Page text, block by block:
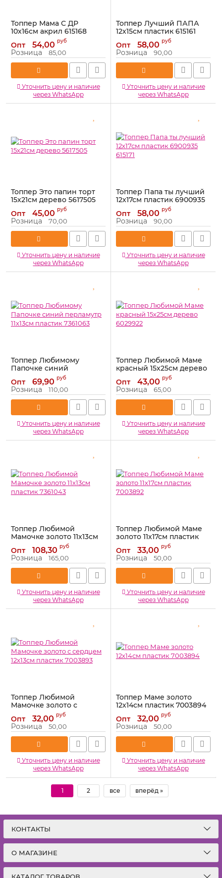
Топпер Мама С ДР
10х16см акрил 615168
Артикул: 615168
Опт 54,00 руб
Розница 85,00
Уточнить цену и наличие
через WhatsApp
Топпер Лучший ПАПА
12х15см пластик 615161
Артикул: 615161
Опт 58,00 руб
Розница 90,00
Уточнить цену и наличие
через WhatsApp
Топпер Это папин торт
15х21см дерево 5617505
Артикул: 5617505
Опт 45,00 руб
Розница 70,00
Уточнить цену и наличие
через WhatsApp
Топпер Папа ты лучший
12х17см пластик 6900935
Артикул: 615171
Опт 58,00 руб
Розница 90,00
Уточнить цену и наличие
через WhatsApp
Топпер Любимому
Папочке синий
перламутр 11х13см
пластик 7361063
Артикул: 7361063
Опт 69,90 руб
Розница 110,00
Уточнить цену и наличие
через WhatsApp
Топпер Любимой Маме
красный 15х25см дерево
Артикул: 6029922
Опт 43,00 руб
Розница 65,00
Уточнить цену и наличие
через WhatsApp
Топпер Любимой
Мамочке золото 11х13см
пластик 7361043
Артикул: 7361043
Опт 108,30 руб
Розница 165,00
Уточнить цену и наличие
через WhatsApp
Топпер Любимой Маме
золото 11х17см пластик
Артикул: 7003892
Опт 33,00 руб
Розница 50,00
Уточнить цену и наличие
через WhatsApp
Топпер Любимой
Мамочке золото с
сердцем 12х13см пластик
7003893
Артикул: 7003893
Опт 32,00 руб
Розница 50,00
Уточнить цену и наличие
через WhatsApp
Топпер Маме золото
12х14см пластик 7003894
Артикул: 7003894
Опт 32,00 руб
Розница 50,00
Уточнить цену и наличие
через WhatsApp
1 2 все вперёд »
КОНТАКТЫ
О МАГАЗИНЕ